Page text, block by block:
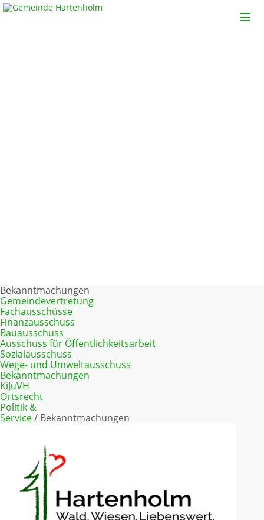
Automatischen Wechsel aktivieren
Bekanntmachungen
Gemeindevertretung
Fachausschüsse
Finanzausschuss
Bauausschuss
Ausschuss für Öffentlichkeitsarbeit
Sozialausschuss
Wege- und Umweltausschuss
Bekanntmachungen
KiJuVH
Ortsrecht
Politik &
Service/ Bekanntmachungen
Hauptbereich